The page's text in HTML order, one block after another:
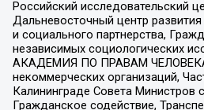
Российский исследовательский
Дальневосточный центр
и социального партнерства,
независимых социологических
АКАДЕМИЯ ПО ПРАВАМ
некоммерческих организаций,
Калининграде Совета Министров
Гражданское содействие,